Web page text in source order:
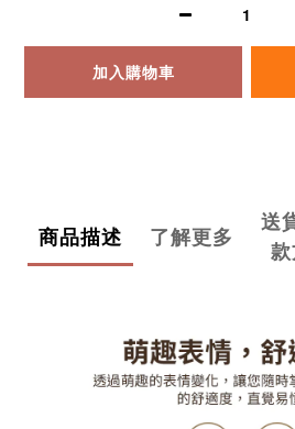
加入購物車
商品描述 了解更多
送